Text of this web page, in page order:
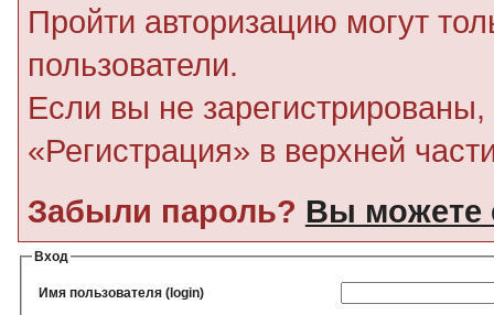
Пройти авторизацию могут
пользователи.
Если вы не
«Регистрация» в верхней
Забыли пароль? Вы можете
Вход
Имя пользователя (login)